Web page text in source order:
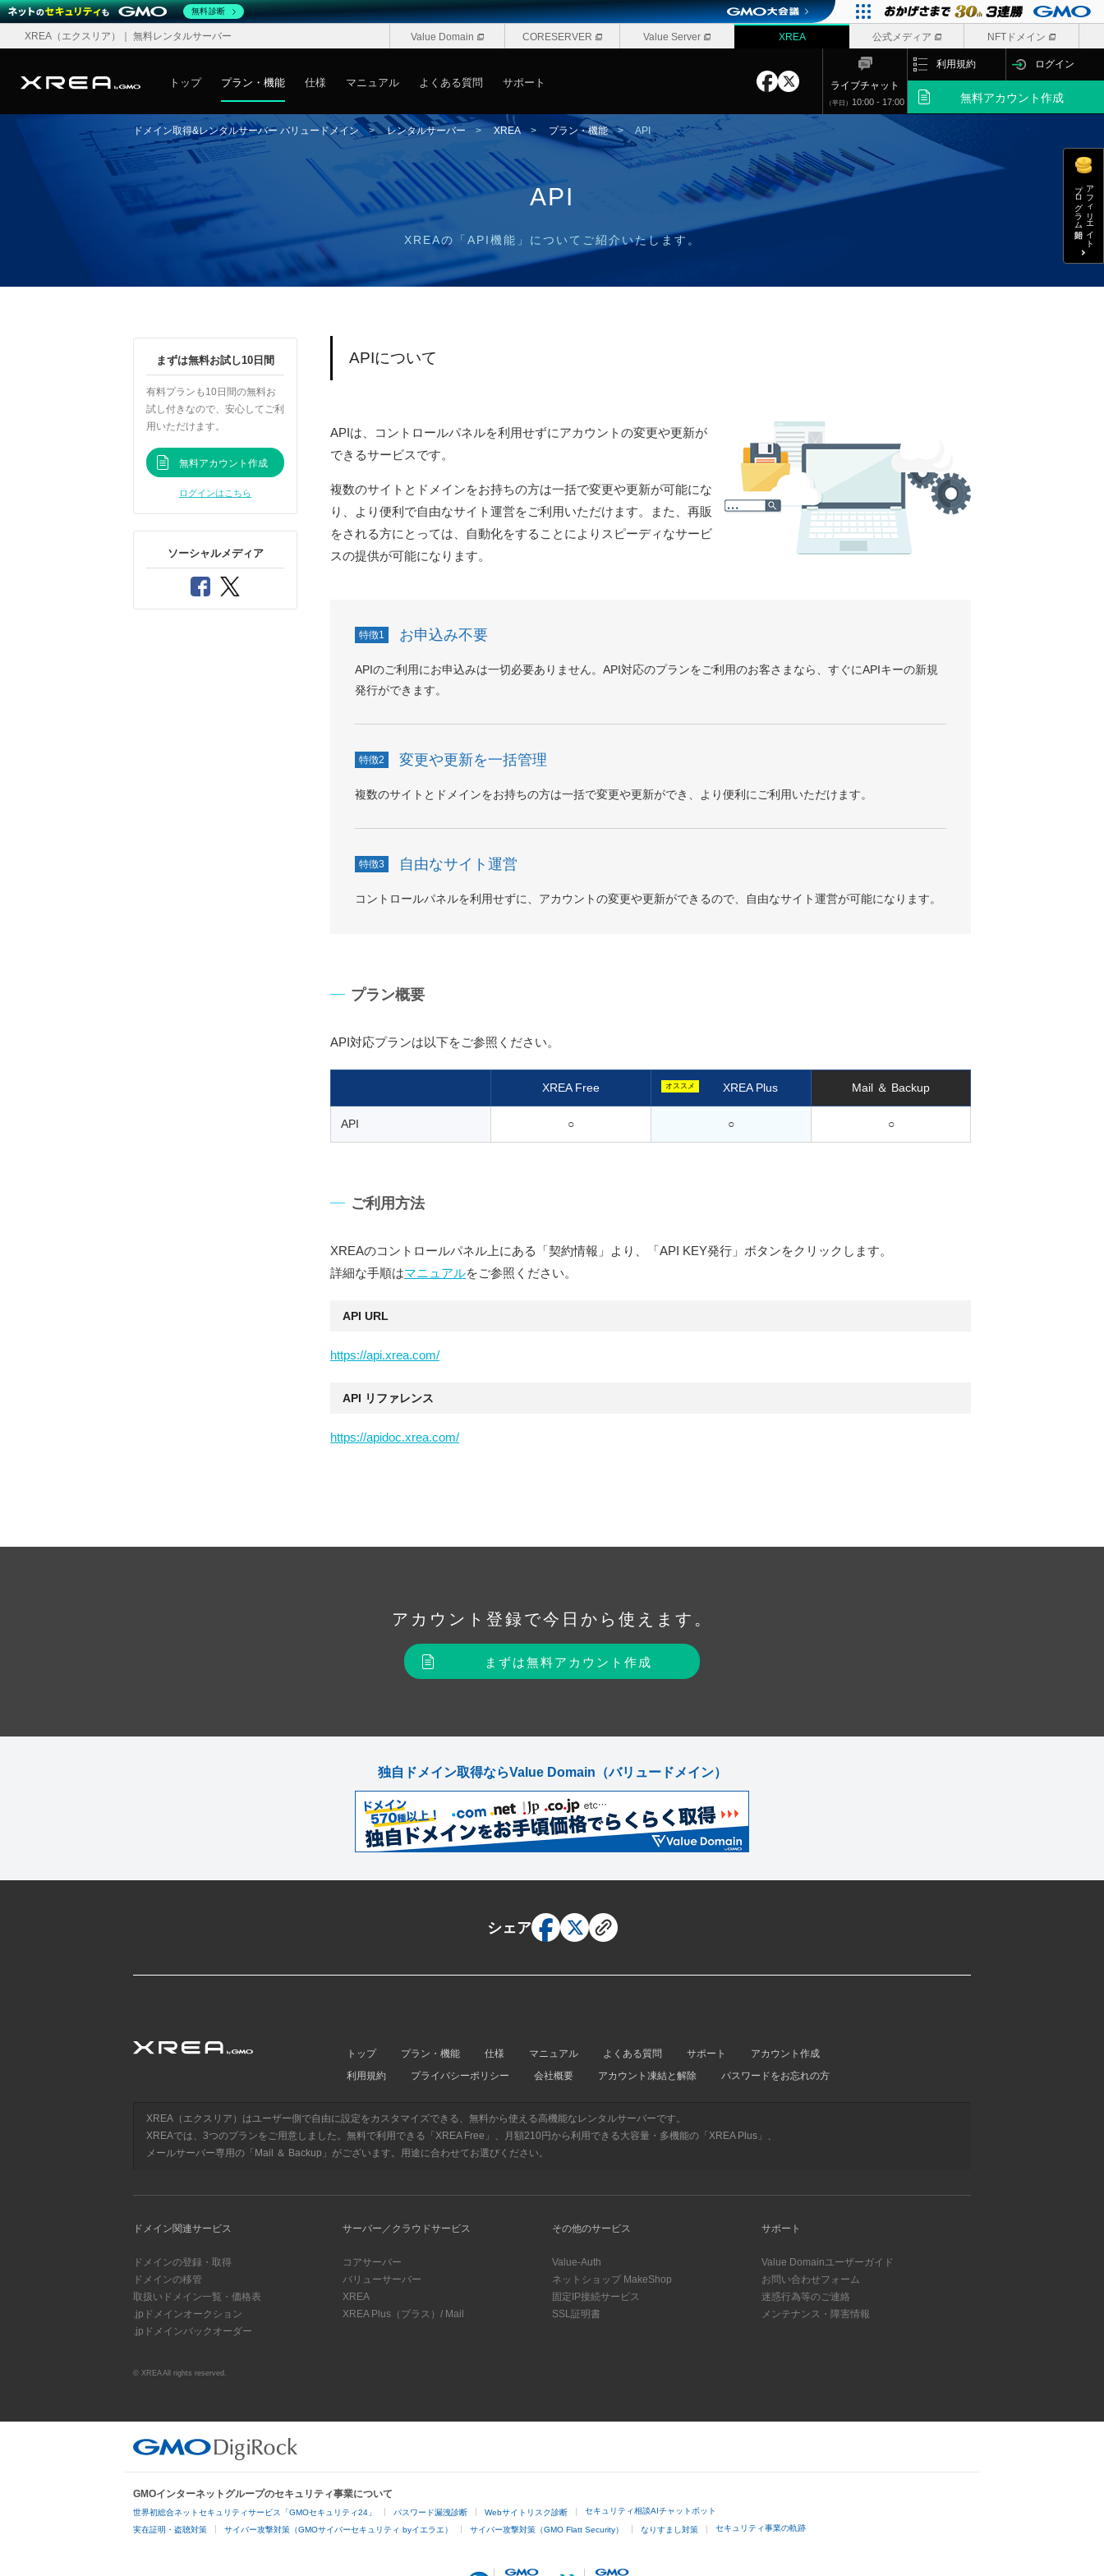
XREA （エクスリア） ｜ 無料レンタルサーバー Value Domain CORESERVER Value Server XREA 公式メディア NFTドメイン
ライブチャット
（平日） 10:00 - 17:00
利用規約 ログイン
無料アカウント作成
トップ プラン・機能 仕様 マニュアル よくある質問 サポート
アフィリエイト
プログラム開始
ドメイン取得&レンタルサーバー バリュードメイン>レンタルサーバー > XREA> プラン・機能> API
API
XREAの「API機能」についてご紹介いたします。
APIについて
APIは、コントロールパネルを利用せずにアカウントの変更や更新が
できるサービスです。
複数のサイトとドメインをお持ちの方は一括で変更や更新が可能にな
り、より便利で自由なサイト運営をご利用いただけます。また、再販
をされる方にとっては、自動化をすることによりスピーディなサービ
スの提供が可能になります。
特徴1 お申込み不要
APIのご利用にお申込みは一切必要ありません。API対応のプランをご利用のお客さまなら、すぐにAPIキーの新規
発行ができます。
特徴2 変更や更新を一括管理
複数のサイトとドメインをお持ちの方は一括で変更や更新ができ、より便利にご利用いただけます。
特徴3 自由なサイト運営
コントロールパネルを利用せずに、アカウントの変更や更新ができるので、自由なサイト運営が可能になります。
プラン概要
API対応プランは以下をご参照ください。
XREA Free XREA Plus
オススメ Mail ＆ Backup
API ○ ○ ○
ご利用方法
XREAのコントロールパネル上にある「契約情報」より、「API KEY発行」ボタンをクリックします。
詳細な手順はマニュアルをご参照ください。
API URL
https://api.xrea.com/
API リファレンス
https://apidoc.xrea.com/
まずは無料お試し10日間
有料プランも10日間の無料お
試し付きなので、安心してご利
用いただけます。
無料アカウント作成
ログインはこちら
ソーシャルメディア
アカウント登録で今日から使えます。
まずは無料アカウント作成
独自ドメイン取得ならValue Domain （バリュードメイン）
シェア
トップ プラン・機能 仕様 マニュアル よくある質問 サポート
アカウント作成
利用規約
プライバシーポリシー 会社概要 アカウント凍結と解除 パスワードをお忘れの方
XREA（エクスリア）はユーザー側で自由に設定をカスタマイズできる、無料から使える高機能なレンタルサーバーです。
XREAでは、3つのプランをご用意しました。無料で利用できる「XREA Free」、月額210円から利用できる大容量・多機能の「XREA Plus」、
メールサーバー専用の「Mail ＆ Backup」がございます。用途に合わせてお選びください。
ドメイン関連サービス
ドメインの登録・取得
ドメインの移管
取扱いドメイン一覧・価格表
.jpドメインオークション
.jpドメインバックオーダー
サーバー／クラウドサービス
コアサーバー
バリューサーバー
XREA
XREA Plus（プラス）/ Mail
その他のサービス
Value-Auth
ネットショップ MakeShop
固定IP接続サービス
SSL証明書
サポート
Value Domainユーザーガイド
お問い合わせフォーム
迷惑行為等のご連絡
メンテナンス・障害情報
© XREA All rights reserved.
GMOインターネットグループのセキュリティ事業について
世界初総合ネットセキュリティサービス「GMOセキュリティ24」 パスワード漏洩診断 Webサイトリスク診断 セキュリティ相談AIチャットボット
実在証明・盗聴対策 サイバー攻撃対策（GMOサイバーセキュリティ byイエラエ） サイバー攻撃対策（GMO Flatt Security） なりすまし対策 セキュリティ事業の軌跡
無料診断